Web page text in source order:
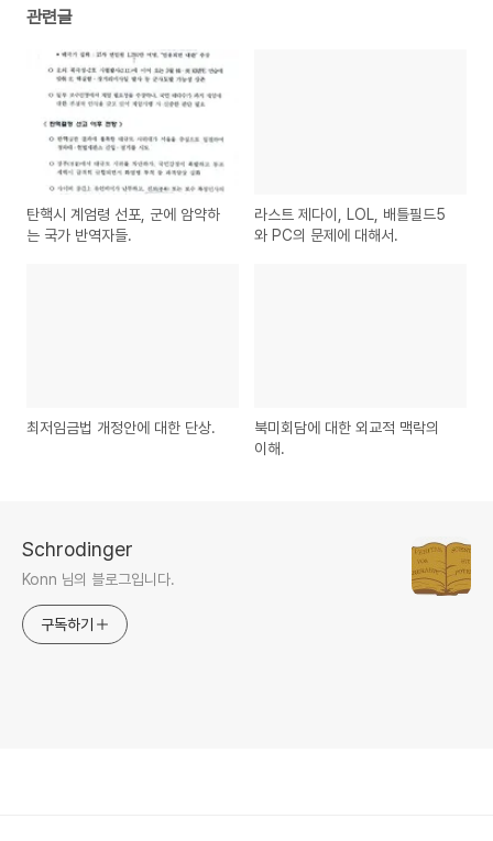
관련글
탄핵시 계엄령 선포, 군에 암약하
는 국가 반역자들.
라스트 제다이, LOL, 배틀필드5
와 PC의 문제에 대해서.
최저임금법 개정안에 대한 단상.
북미회담에 대한 외교적 맥락의
이해.
Schrodinger
Konn 님의 블로그입니다.
구독하기